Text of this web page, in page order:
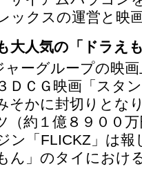
ックスの運営と映
人気の「ドラえも
ャーグループの映
ＤＣＧ映画「スタ
そかに封切りとな
（約１億８９００
ン「FLICKZ」は
ん」のタイにおけ